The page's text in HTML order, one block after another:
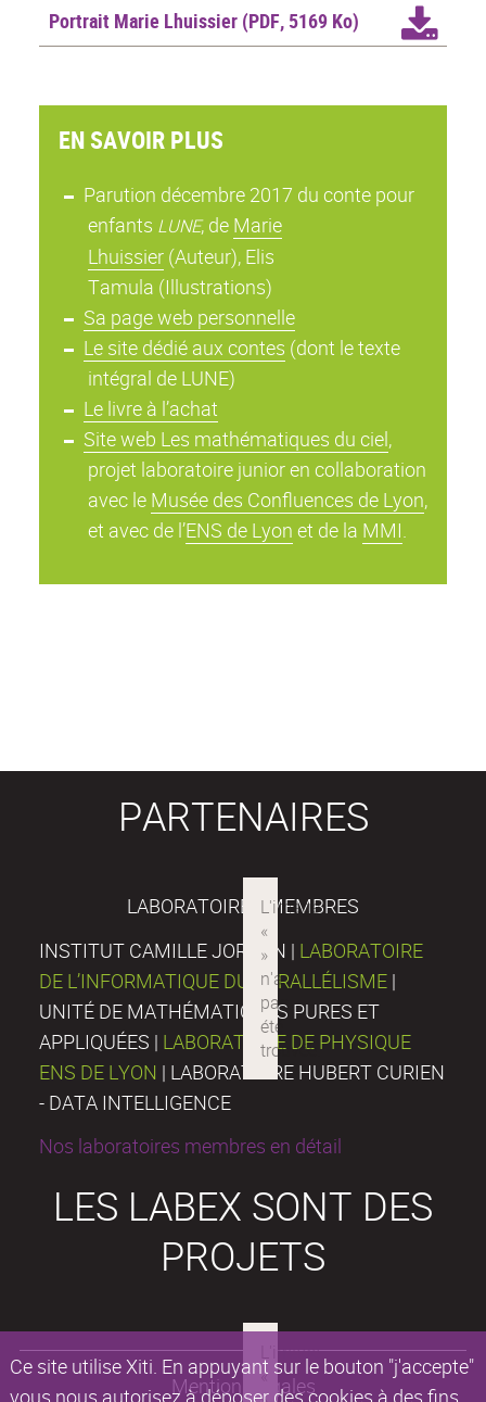
Ce site utilise Xiti. En appuyant sur le bouton "j'accepte"
vous nous autorisez à déposer des cookies à des fins
Portrait Marie Lhuissier (PDF, 5169 Ko)
EN SAVOIR PLUS
Parution décembre 2017 du conte pour
enfants LUNE, de Marie
Lhuissier (Auteur),‎ Elis
Tamula (Illustrations)
Sa page web personnelle
Le site dédié aux contes (dont le texte
intégral de LUNE)
Le livre à l’achat
Site web Les mathématiques du ciel,
projet laboratoire junior en collaboration
avec le Musée des Confluences de Lyon,
et avec de l’ENS de Lyon et de la MMI.
PARTENAIRES
LABORATOIRES MEMBRES
INSTITUT CAMILLE JORDAN | LABORATOIRE
DE L’INFORMATIQUE DU PARALLÉLISME |
UNITÉ DE MATHÉMATIQUES PURES ET
APPLIQUÉES | LABORATOIRE DE PHYSIQUE
ENS DE LYON | LABORATOIRE HUBERT CURIEN
- DATA INTELLIGENCE
Nos laboratoires membres en détail
LES LABEX SONT DES
PROJETS
Mentions légales